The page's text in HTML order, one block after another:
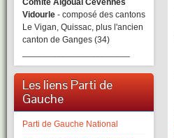
Comité Aigoual Cévennes
Vidourle - composé des cantons
Le Vigan, Quissac, plus l'ancien
canton de Ganges (34)
Les liens Parti de
Gauche
Parti de Gauche National